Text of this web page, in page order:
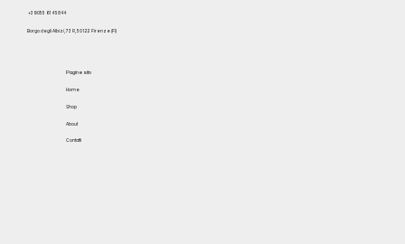
+39 055 614 5844
Borgo degli Albizi, 73 R, 50122 Firenze (FI)
Pagine sito
Home
Shop
About
Contatti